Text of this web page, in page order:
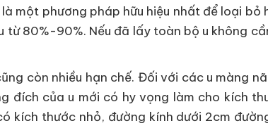
một phương pháp hữu hiệu nhất để loại
từ 80%-90%. Nếu đã lấy toàn bộ u không
còn nhiều hạn chế. Đối với các u màng
đích của u mới có hy vọng làm cho kích
kích thước nhỏ, đường kính dưới 2cm